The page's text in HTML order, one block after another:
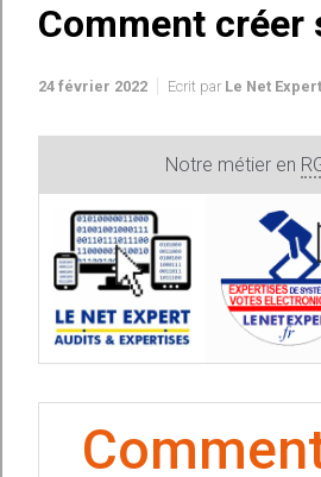
Comment créer
24 février 2022 Ecrit par Le Net Expert
Notre métier en